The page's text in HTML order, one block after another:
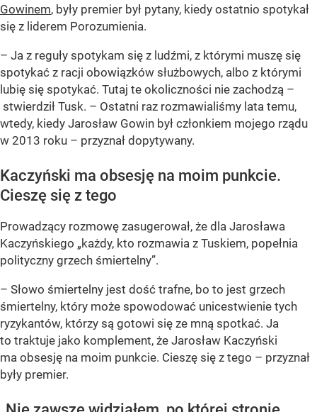
Gowinem, były premier był pytany, kiedy ostatnio spotykał
się z liderem Porozumienia.
– Ja z reguły spotykam się z ludźmi, z którymi muszę się
spotykać z racji obowiązków służbowych, albo z którymi
lubię się spotykać. Tutaj te okoliczności nie zachodzą –
stwierdził Tusk. – Ostatni raz rozmawialiśmy lata temu,
wtedy, kiedy Jarosław Gowin był członkiem mojego rządu
w 2013 roku – przyznał dopytywany.
Kaczyński ma obsesję na moim punkcie.
Cieszę się z tego
Prowadzący rozmowę zasugerował, że dla Jarosława
Kaczyńskiego „każdy, kto rozmawia z Tuskiem, popełnia
polityczny grzech śmiertelny”.
– Słowo śmiertelny jest dość trafne, bo to jest grzech
śmiertelny, który może spowodować unicestwienie tych
ryzykantów, którzy są gotowi się ze mną spotkać. Ja
to traktuje jako komplement, że Jarosław Kaczyński
ma obsesję na moim punkcie. Cieszę się z tego – przyznał
były premier.